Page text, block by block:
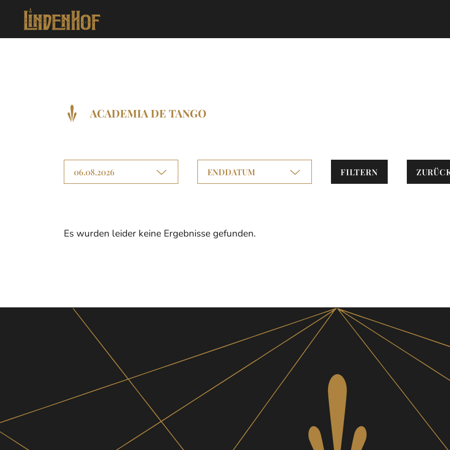
ACADEMIA DE TANGO
FILTERN
Es wurden leider keine Ergebnisse gefunden.